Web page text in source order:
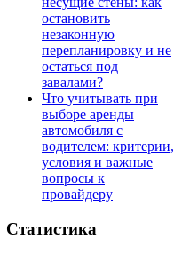
остановить
незаконную
перепланировку и не
остаться под
завалами?
Что учитывать при
выборе аренды
автомобиля с
водителем: критерии,
условия и важные
вопросы к
провайдеру
Статистика